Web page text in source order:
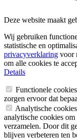
Deze website maakt
Wij gebruiken
statistische en
privacyverklaring voor
om alle cookies te
Details
Functionele cookies
zorgen ervoor dat
Analytische cookies
analytische cookies
verzamelen. Door dit
blijven verbeteren ten